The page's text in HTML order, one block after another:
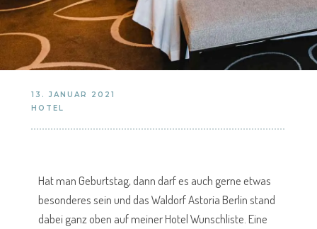
13. JANUAR 2021
HOTEL
Hat man Geburtstag, dann darf es auch gerne etwas
besonderes sein und das Waldorf Astoria Berlin stand
dabei ganz oben auf meiner Hotel Wunschliste. Eine